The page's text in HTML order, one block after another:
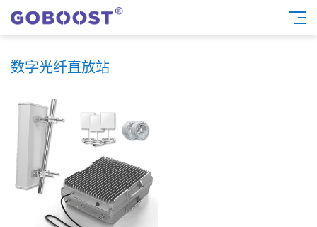
数字光纤直放站